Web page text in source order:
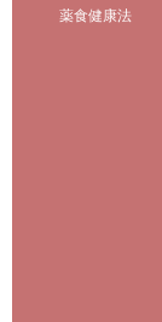
薬食健康法